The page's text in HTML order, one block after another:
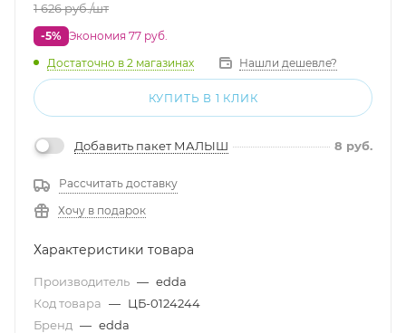
1 626руб./шт
-5% Экономия 77 руб.
Достаточно в 2 магазинах Нашли дешевле?
КУПИТЬ В 1 КЛИК
Добавить пакет МАЛЫШ 8 руб.
Рассчитать доставку
Хочу в подарок
Характеристики товара
Производитель — edda
Код товара — ЦБ-0124244
Бренд — edda